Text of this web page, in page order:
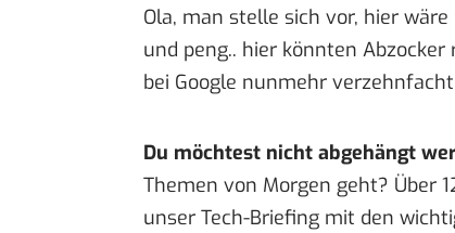
Ola, man stelle sich vor, hier
und peng.. hier könnten
bei Google nunmehr
Du möchtest nicht abgehängt
Themen von Morgen geht? Über
unser Tech-Briefing mit den